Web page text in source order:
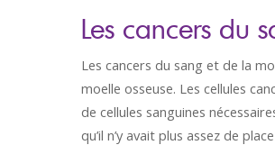
Les cancers du
Les cancers du sang et de la
moelle osseuse. Les cellules
de cellules sanguines
qu’il n’y avait plus assez de